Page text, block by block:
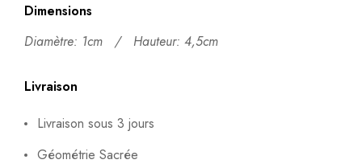
Dimensions
Diamètre: 1cm / Hauteur: 4,5cm
Livraison
Livraison sous 3 jours
Géométrie Sacrée